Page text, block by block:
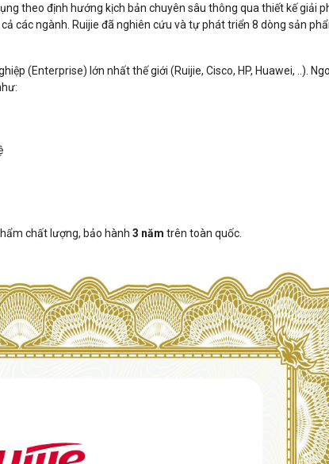
theo định hướng kịch bản chuyên sâu thông qua thiết kế giải
các ngành. Ruijie đã nghiên cứu và tự phát triển 8 dòng sản
(Enterprise) lớn nhất thế giới (Ruijie, Cisco, HP, Huawei, ..).
chất lượng, bảo hành 3 năm trên toàn quốc.